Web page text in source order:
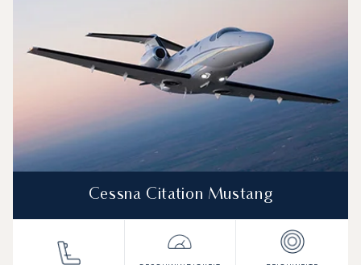
Cessna Citation Mustang